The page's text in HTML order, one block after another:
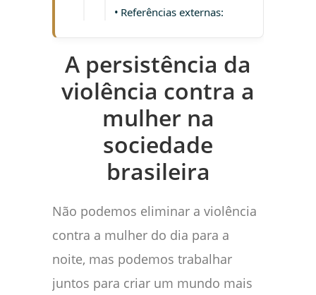
Referências externas:
A persistência da
violência contra a
mulher na
sociedade
brasileira
Não podemos eliminar a violência
contra a mulher do dia para a
noite, mas podemos trabalhar
juntos para criar um mundo mais